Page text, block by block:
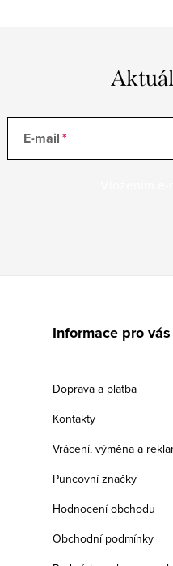
E-mail
Informace pro vás
Doprava a platba
Kontakty
Vrácení, výměna a
Puncovní značky
Hodnocení obchodu
Obchodní podmínky